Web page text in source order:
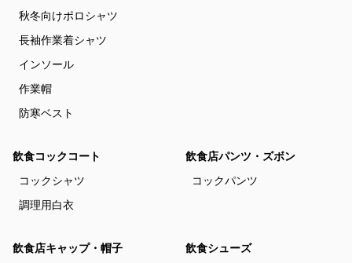
秋冬向けポロシャツ
長袖作業着シャツ
インソール
作業帽
防寒ベスト
飲食コックコート
コックシャツ
調理用白衣
飲食店パンツ・ズボン
コックパンツ
飲食店キャップ・帽子
飲食シューズ